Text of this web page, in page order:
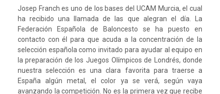
Josep Franch es uno de los bases del UCAM Murcia, el cual
ha recibido una llamada de las que alegran el día. La
Federación Española de Baloncesto se ha puesto en
contacto con él para que acuda a la concentración de la
selección española como invitado para ayudar al equipo en
la preparación de los Juegos Olímpicos de Londrés, donde
nuestra selección es una clara favorita para traerse a
España algún metal, el color ya se verá, según vaya
avanzando la competición. No es la primera vez que recibe